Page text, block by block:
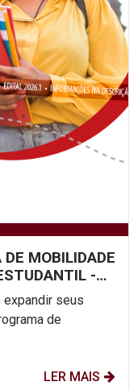
MOBILIDADE
-
LER MAIS